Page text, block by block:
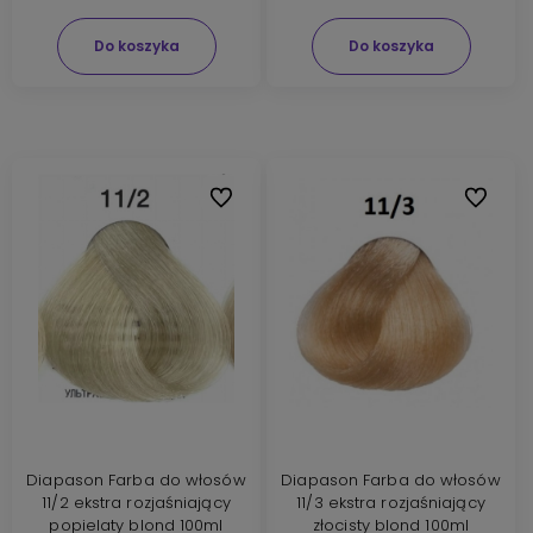
Do koszyka Do koszyka
Diapason Farba do włosów
11/2 ekstra rozjaśniający
popielaty blond 100ml
Do ulubionych
Diapason Farba do włosów
11/3 ekstra rozjaśniający
złocisty blond 100ml
Do